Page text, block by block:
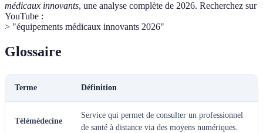
médicaux innovants, une analyse complète de 2026. Recherchez sur
YouTube :
> "équipements médicaux innovants 2026"
Glossaire
Terme Définition
Télémédecine
Service qui permet de consulter un professionnel
de santé à distance via des moyens numériques.